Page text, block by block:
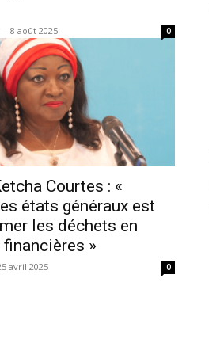
- 8 août 2025 0
Courtes : «
états généraux est
les déchets en
»
avril 2025 0